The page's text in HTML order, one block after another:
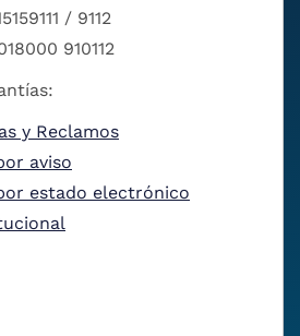
/ 9112
910112
y Reclamos
aviso
estado electrónico